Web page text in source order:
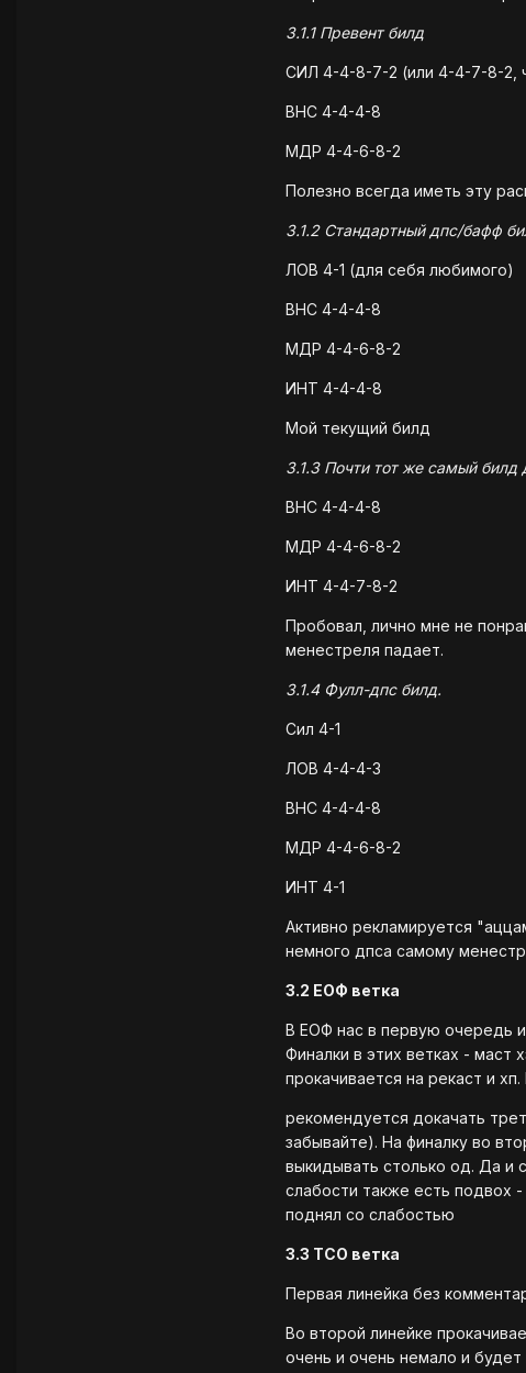
3.1.1 Превент билд
СИЛ 4-4-8-7-2 (или 4-4-7-8-2,
ВНС 4-4-4-8
МДР 4-4-6-8-2
Полезно всегда иметь эту
3.1.2 Стандартный дпс/бафф
ЛОВ 4-1 (для себя любимого)
ВНС 4-4-4-8
МДР 4-4-6-8-2
ИНТ 4-4-4-8
Мой текущий билд
3.1.3 Почти тот же самый
ВНС 4-4-4-8
МДР 4-4-6-8-2
ИНТ 4-4-7-8-2
Пробовал, лично мне не
менестреля падает.
3.1.4 Фулл-дпс билд.
Сил 4-1
ЛОВ 4-4-4-3
ВНС 4-4-4-8
МДР 4-4-6-8-2
ИНТ 4-1
Активно рекламируется
немного дпса самому
3.2 ЕОФ ветка
В ЕОФ нас в первую очередь
Финалки в этих ветках - маст
прокачивается на рекаст и
рекомендуется докачать
забывайте). На финалку во
выкидывать столько од. Да и
слабости также есть подвох
поднял со слабостью
3.3 ТСО ветка
Первая линейка без
Во второй линейке
очень и очень немало и